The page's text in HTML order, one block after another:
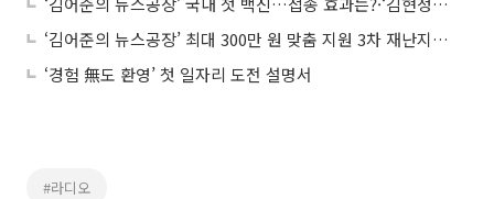
‘김어준의 뉴스공장’ 최대 300만 원 맞춤 지원 3차 재난지원금·‘김현정의 뉴스쇼’ 이제는 검찰개혁, 사법개혁이다·‘철파엠’ 산들, 양정무, 타일러, 주시은·‘컬투쇼’ 하하, 최재훈 外
‘경험 無도 환영’ 첫 일자리 도전 설명서
#라디오